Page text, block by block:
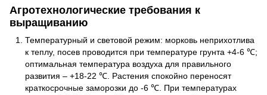
Агротехнологические требования к
выращиванию
Температурный и световой режим: морковь неприхотлива
к теплу, посев проводится при температуре грунта +4-6 ℃;
оптимальная температура воздуха для правильного
развития – +18-22 ℃. Растения спокойно переносят
краткосрочные заморозки до -6 ℃. При температурах